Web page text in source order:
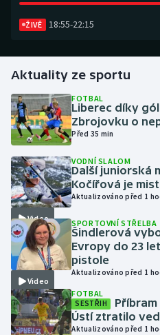
Gymnastika
Házená
Jezdectví
Judo
Krasobruslení
Lezení
Lyže a snowboard
Moderní pětiboj
ŽIVĚ 18:55-22:15
Aktuality ze sportu
FOTBAL
Liberec díky
Zbrojovku o
Před 35 min
Video
VODNÍ SLALOM
Další juniorská
Kočířová je
Aktualizováno před 1
Video
SPORTOVNÍ STŘELBA
Šindlerová
Evropy do 23
pistole
Aktualizováno před 1
FOTBAL
SESTŘIH
Ústí ztratilo
Aktualizováno před 1